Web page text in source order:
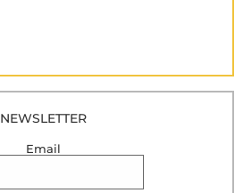
NEWSLETTER
Email